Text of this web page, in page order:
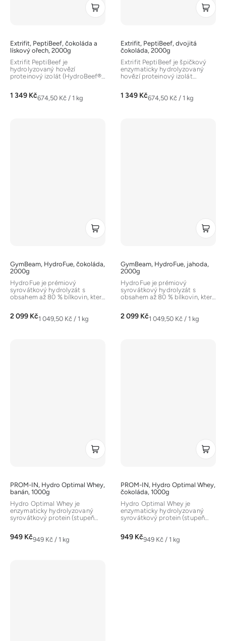
Extrifit, PeptiBeef, čokoláda a
lískový ořech, 2000g
1 349 KčMěrná
674,50 Kč / 1 kg
Extrifit PeptiBeef je
hydrolyzovaný hovězí
proteinový izolát (HydroBeef®)
Extrifit, PeptiBeef, dvojitá
čokoláda, 2000g
1 349 KčMěrná
674,50 Kč / 1 kg
Extrifit PeptiBeef je špičkový
enzymaticky hydrolyzovaný
hovězí proteinový izolát
GymBeam, HydroFue, čokoláda,
2000g
2 099 KčMěrná
1 049,50 Kč / 1 kg
HydroFue je prémiový
syrovátkový hydrolyzát s
obsahem až 80 % bílkovin, které
GymBeam, HydroFue, jahoda,
2000g
2 099 KčMěrná
1 049,50 Kč / 1 kg
HydroFue je prémiový
syrovátkový hydrolyzát s
obsahem až 80 % bílkovin, které
PROM-IN, Hydro Optimal Whey,
banán, 1000g
949 KčMěrná
949 Kč / 1 kg
Hydro Optimal Whey je
enzymaticky hydrolyzovaný
syrovátkový protein (stupeň
PROM-IN, Hydro Optimal Whey,
čokoláda, 1000g
949 KčMěrná
949 Kč / 1 kg
Hydro Optimal Whey je
enzymaticky hydrolyzovaný
syrovátkový protein (stupeň